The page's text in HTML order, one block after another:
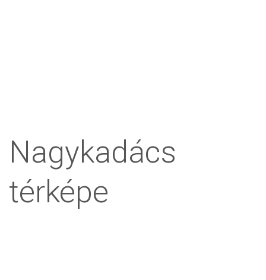
Nagykadács
térképe